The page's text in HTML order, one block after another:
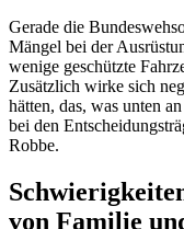
Gerade die
Mängel bei der
wenige geschützte
Zusätzlich wirke sich
hätten, das, was unten
bei den
Robbe.
von Familie